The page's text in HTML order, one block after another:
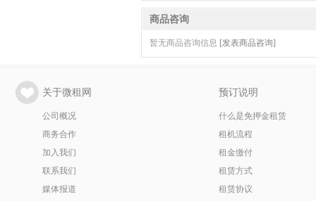
商品咨询
暂无商品咨询信息 [发表商品咨询]
关于微租网
公司概况
商务合作
加入我们
联系我们
媒体报道
预订说明
什么是免押金租赁
租机流程
租金缴付
租赁方式
租赁协议